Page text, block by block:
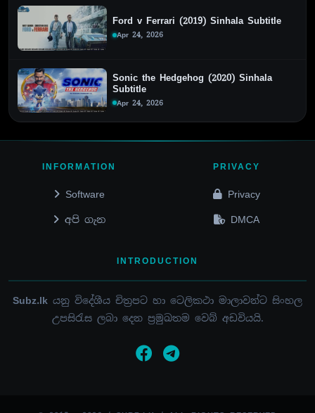
Ford v Ferrari (2019) Sinhala Subtitle
Apr 24, 2026
Sonic the Hedgehog (2020) Sinhala
Subtitle
Apr 24, 2026
INFORMATION
Software
අපි ගැන
PRIVACY
Privacy
DMCA
INTRODUCTION
Subz.lk යනු විදේශීය චිත්‍රපට හා ටෙලිකථා මාලාවන්ට සිංහල
උපසිරැස ලබා දෙන ප්‍රමුඛතම වෙබ් අඩවියයි.